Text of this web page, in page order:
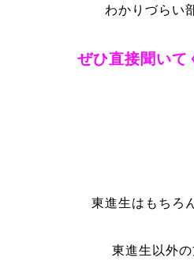
わかりづらい
ぜひ直接聞いて
東進生はもちろ
東進生以外の